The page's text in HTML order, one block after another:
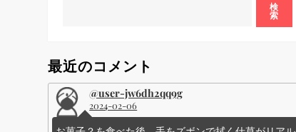
検
索
最近のコメント
@user-jw6dh2qq9g
2024-02-06